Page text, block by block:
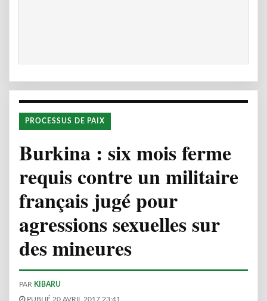
PROCESSUS DE PAIX
Burkina : six mois ferme
requis contre un militaire
français jugé pour
agressions sexuelles sur
des mineures
PAR KIBARU
PUBLIÉ 20 AVRIL 2017 23:41